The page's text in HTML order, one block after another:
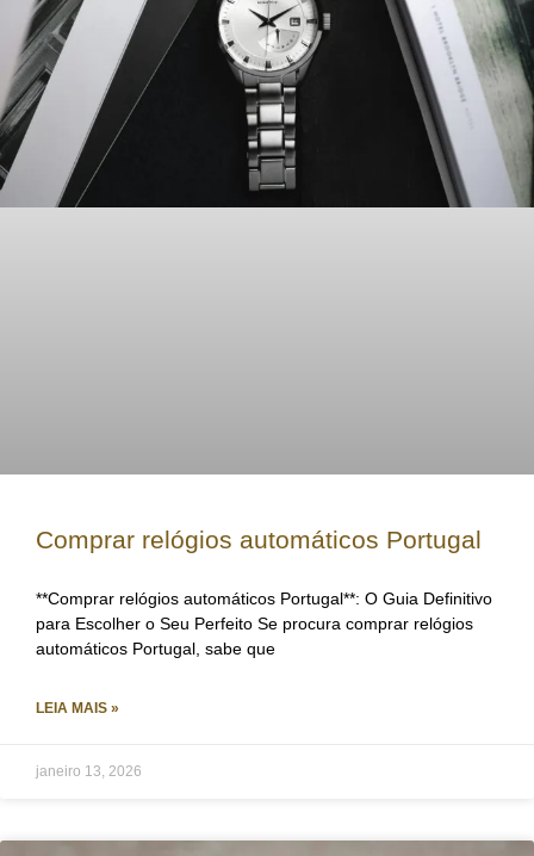
Comprar relógios automáticos Portugal
**Comprar relógios automáticos Portugal**: O Guia Definitivo
para Escolher o Seu Perfeito Se procura comprar relógios
automáticos Portugal, sabe que
LEIA MAIS »
janeiro 13, 2026